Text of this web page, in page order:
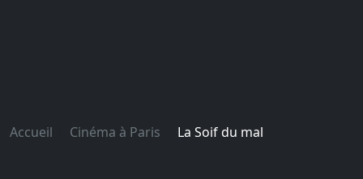
Accueil Cinéma à Paris La Soif du mal